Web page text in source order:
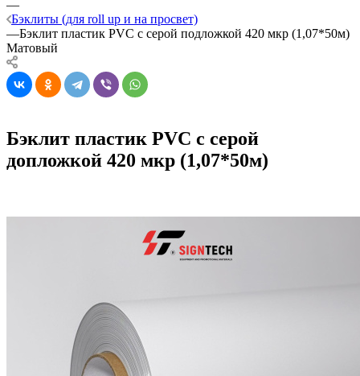
—
Бэклиты (для roll up и на просвет)
—Бэклит пластик PVC с серой подложкой 420 мкр (1,07*50м)
Матовый
Бэклит пластик PVC с серой
допложкой 420 мкр (1,07*50м)